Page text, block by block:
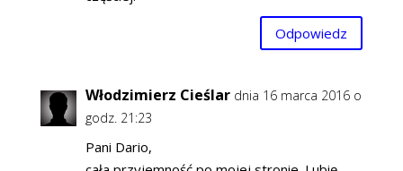
Odpowiedz
Włodzimierz Cieślar dnia 16 marca 2016 o
godz. 21:23
Pani Dario,